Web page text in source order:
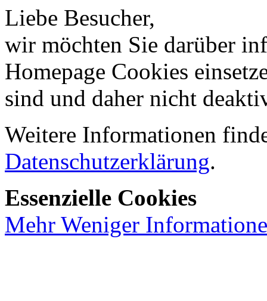
Liebe Besucher,
wir möchten Sie darüber
Homepage Cookies
sind und daher nicht
Weitere Informationen
Datenschutzerklärung.
Essenzielle Cookies
Mehr Weniger